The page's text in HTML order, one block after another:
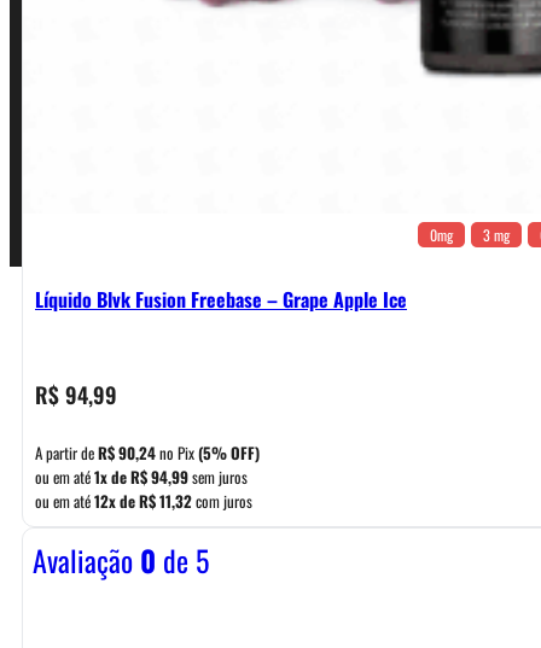
0mg 3 mg
Líquido Blvk Fusion Freebase – Grape Apple Ice
R$94,99
A partir deR$90,24no Pix(5% OFF)
ou em até1x deR$94,99sem juros
ou em até12x deR$11,32com juros
Avaliação0 de 5